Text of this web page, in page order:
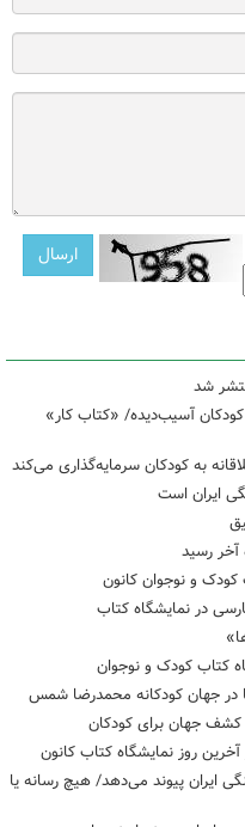
شد
کودکان آسیب‌دیده/ «کتاب کار»
به کودکان سرمایه‌گذاری می‌کند
ایران است
آخر رسید
کودک و نوجوان کانون
در نمایشگاه کتاب
کتاب کودک و نوجوان
در جهان کودکانه محمدرضا شمس
کشف جهان برای کودکان
روز نمایشگاه کتاب کانون
ایران پیوند می‌دهد/ هیچ رسانه یا